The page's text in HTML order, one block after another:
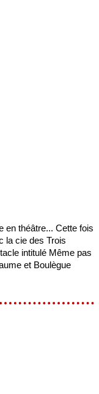
en théâtre... Cette fois
la cie des Trois
intitulé Même pas
et Boulègue